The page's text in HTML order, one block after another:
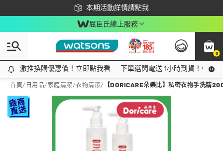
本期活動詳情請點我
下載app最高回饋$350
屈臣氏線上服務
0
激推換購優惠價！立即點我看
激推換購優惠價！立即點我看 下單選閃電送 1小時到貨！領神
首頁/ 日用品/ 家庭清潔/衣物清潔/ 【DORICARE朵樂比】私密衣物手洗精